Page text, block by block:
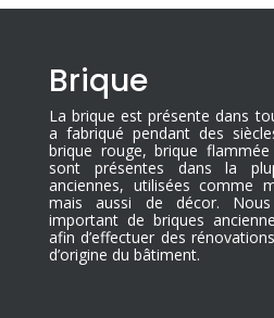
Brique
La brique est présente dans
a fabriqué pendant des
brique rouge, brique
sont présentes dans la
anciennes, utilisées comme
mais aussi de décor.
important de briques
afin d’effectuer des
d’origine du bâtiment.